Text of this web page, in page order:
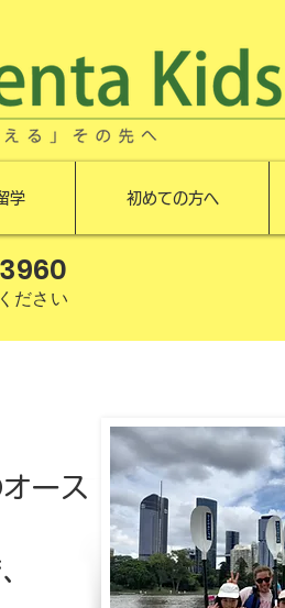
学 初めての方へ
ださい
ース